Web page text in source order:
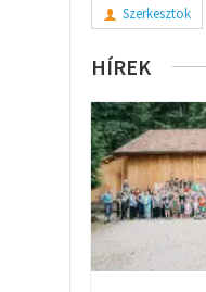
Szerkesztok
HÍREK